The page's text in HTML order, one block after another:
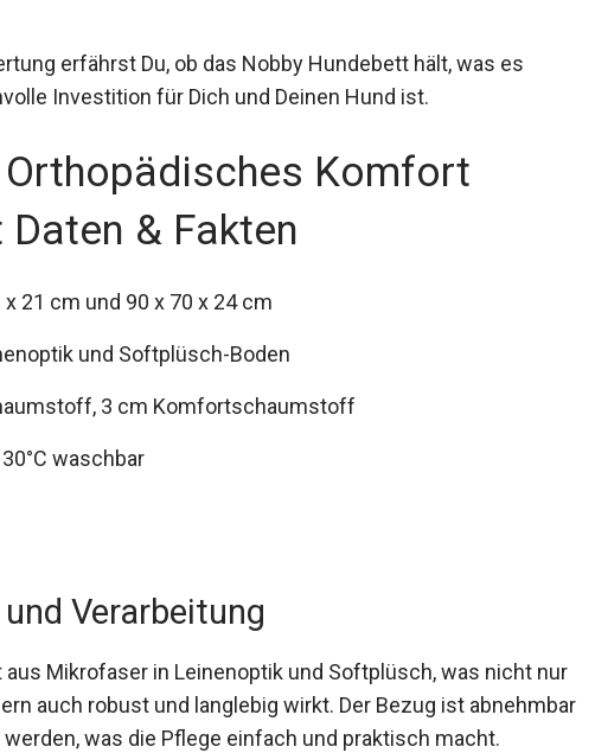
erfährst Du, ob das Nobby Hundebett hält, was es
Investition für Dich und Deinen Hund ist.
Komfort
& Fakten
21 cm und 90 x 70 x 24 cm
und Softplüsch-Boden
3 cm Komfortschaumstoff
waschbar
Verarbeitung
Mikrofaser in Leinenoptik und Softplüsch, was nicht nur
auch robust und langlebig wirkt. Der Bezug ist abnehmbar
was die Pflege einfach und praktisch macht.